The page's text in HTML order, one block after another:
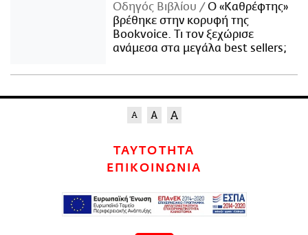
Οδηγός Βιβλίου
Ο «Καθρέφτης»
βρέθηκε στην κορυφή της
Bookvoice. Τι τον ξεχώρισε
ανάμεσα στα μεγάλα best sellers;
ΤΑΥΤΟΤΗΤΑ
ΕΠΙΚΟΙΝΩΝΙΑ